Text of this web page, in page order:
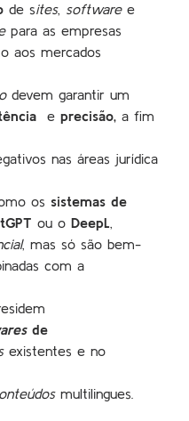
de sites, softwaree
para as empresas
aos mercados
devem garantir um
eprecisão,a fim
nas áreas jurídica
ossistemas de
ou oDeepL
, mas só são bem-
com a
de
existentes e no
multilingues.